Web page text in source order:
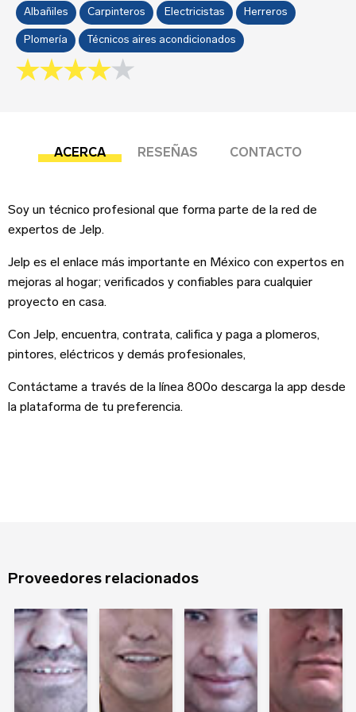
Albañiles Carpinteros Electricistas Herreros
Plomería Técnicos aires acondicionados
4.0 rating
ACERCA RESEÑAS CONTACTO
Soy un técnico profesional que forma parte de la red de
expertos de Jelp.
Jelp es el enlace más importante en México con expertos en
mejoras al hogar; verificados y confiables para cualquier
proyecto en casa.
Con Jelp, encuentra, contrata, califica y paga a plomeros,
pintores, eléctricos y demás profesionales,
Contáctame a través de la línea 800o descarga la app desde
la plataforma de tu preferencia.
Proveedores relacionados
Esta reseña se basa en mi propia experiencia y
Correo Electrónico*
Nombre*
Sobre tu negocio
Dirección del negocio
Sitio web
Correo Electrónico
¿Olvidaste tu contraseña?
Registrarse